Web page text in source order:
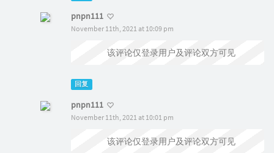
pnpn111
November 11th, 2021 at 10:09 pm
该评论仅登录用户及评论双方可见
回复
pnpn111
November 11th, 2021 at 10:01 pm
该评论仅登录用户及评论双方可见